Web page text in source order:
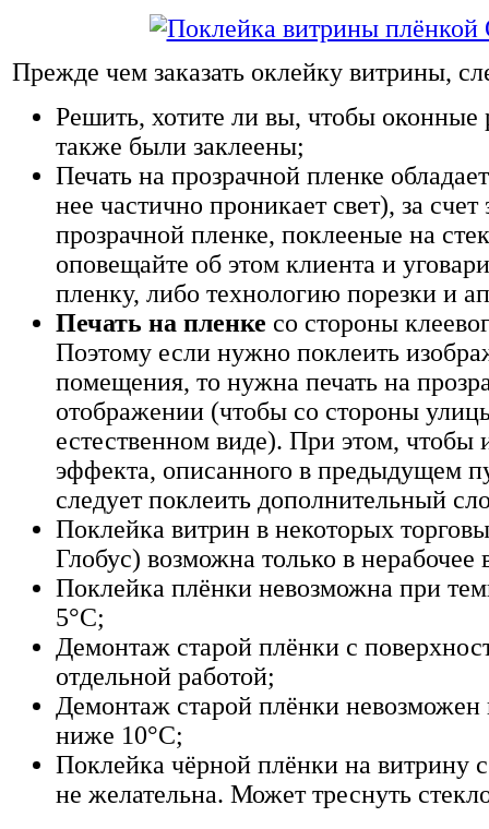
Прежде чем заказать оклейку витрины,
Решить, хотите ли вы, чтобы
также были заклеены;
Печать на прозрачной пленке
нее частично проникает свет), за
прозрачной пленке, поклееные на
оповещайте об этом клиента и
пленку, либо технологию порезки и
Печать на пленке со стороны
Поэтому если нужно поклеить
помещения, то нужна печать на
отображении (чтобы со стороны
естественном виде). При этом, чтобы
эффекта, описанного в предыдущем
следует поклеить дополнительный
Поклейка витрин в некоторых
Глобус) возможна только в нерабочее
Поклейка плёнки невозможна при
5°C;
Демонтаж старой плёнки с
отдельной работой;
Демонтаж старой плёнки невозможен
ниже 10°C;
Поклейка чёрной плёнки на витрину
не желательна. Может треснуть